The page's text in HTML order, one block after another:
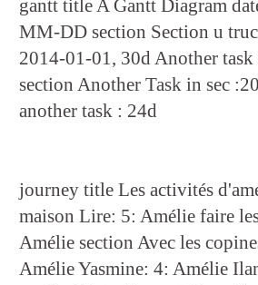
gantt title A Gantt Diagram
MM-DD section Section u
2014-01-01, 30d Another task
section Another Task in sec
another task : 24d
journey title Les activités
maison Lire: 5: Amélie faire
Amélie section Avec les
Amélie Yasmine: 4: Amélie